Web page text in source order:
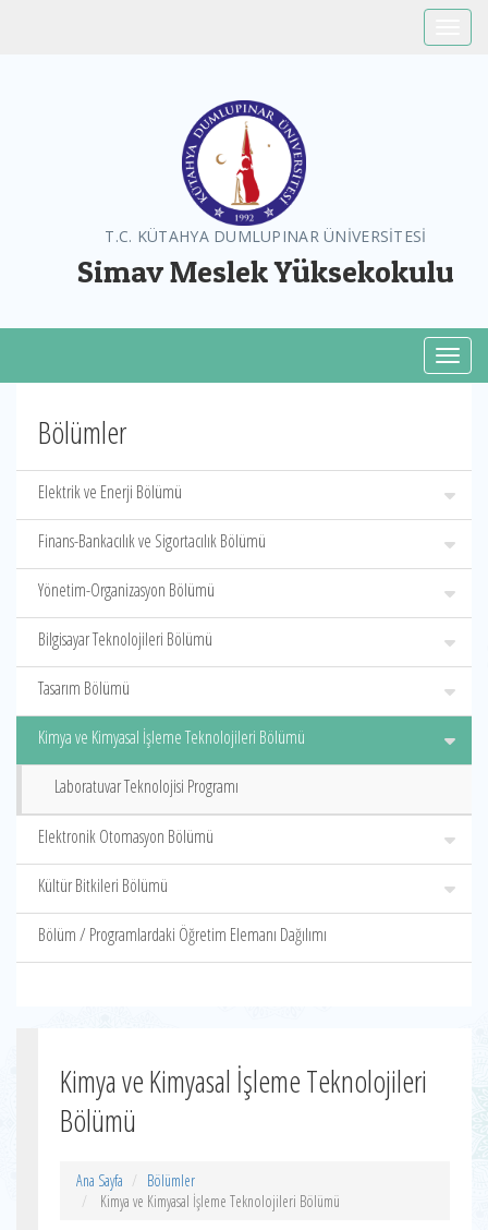
T.C. KÜTAHYA DUMLUPINAR ÜNİVERSİTESİ
Simav Meslek Yüksekokulu
Bölümler
Elektrik ve Enerji Bölümü
Finans-Bankacılık ve Sigortacılık Bölümü
Yönetim-Organizasyon Bölümü
Bilgisayar Teknolojileri Bölümü
Tasarım Bölümü
Kimya ve Kimyasal İşleme Teknolojileri Bölümü
Laboratuvar Teknolojisi Programı
Elektronik Otomasyon Bölümü
Kültür Bitkileri Bölümü
Bölüm / Programlardaki Öğretim Elemanı Dağılımı
Kimya ve Kimyasal İşleme Teknolojileri
Bölümü
Ana Sayfa
Bölümler
Kimya ve Kimyasal İşleme Teknolojileri Bölümü